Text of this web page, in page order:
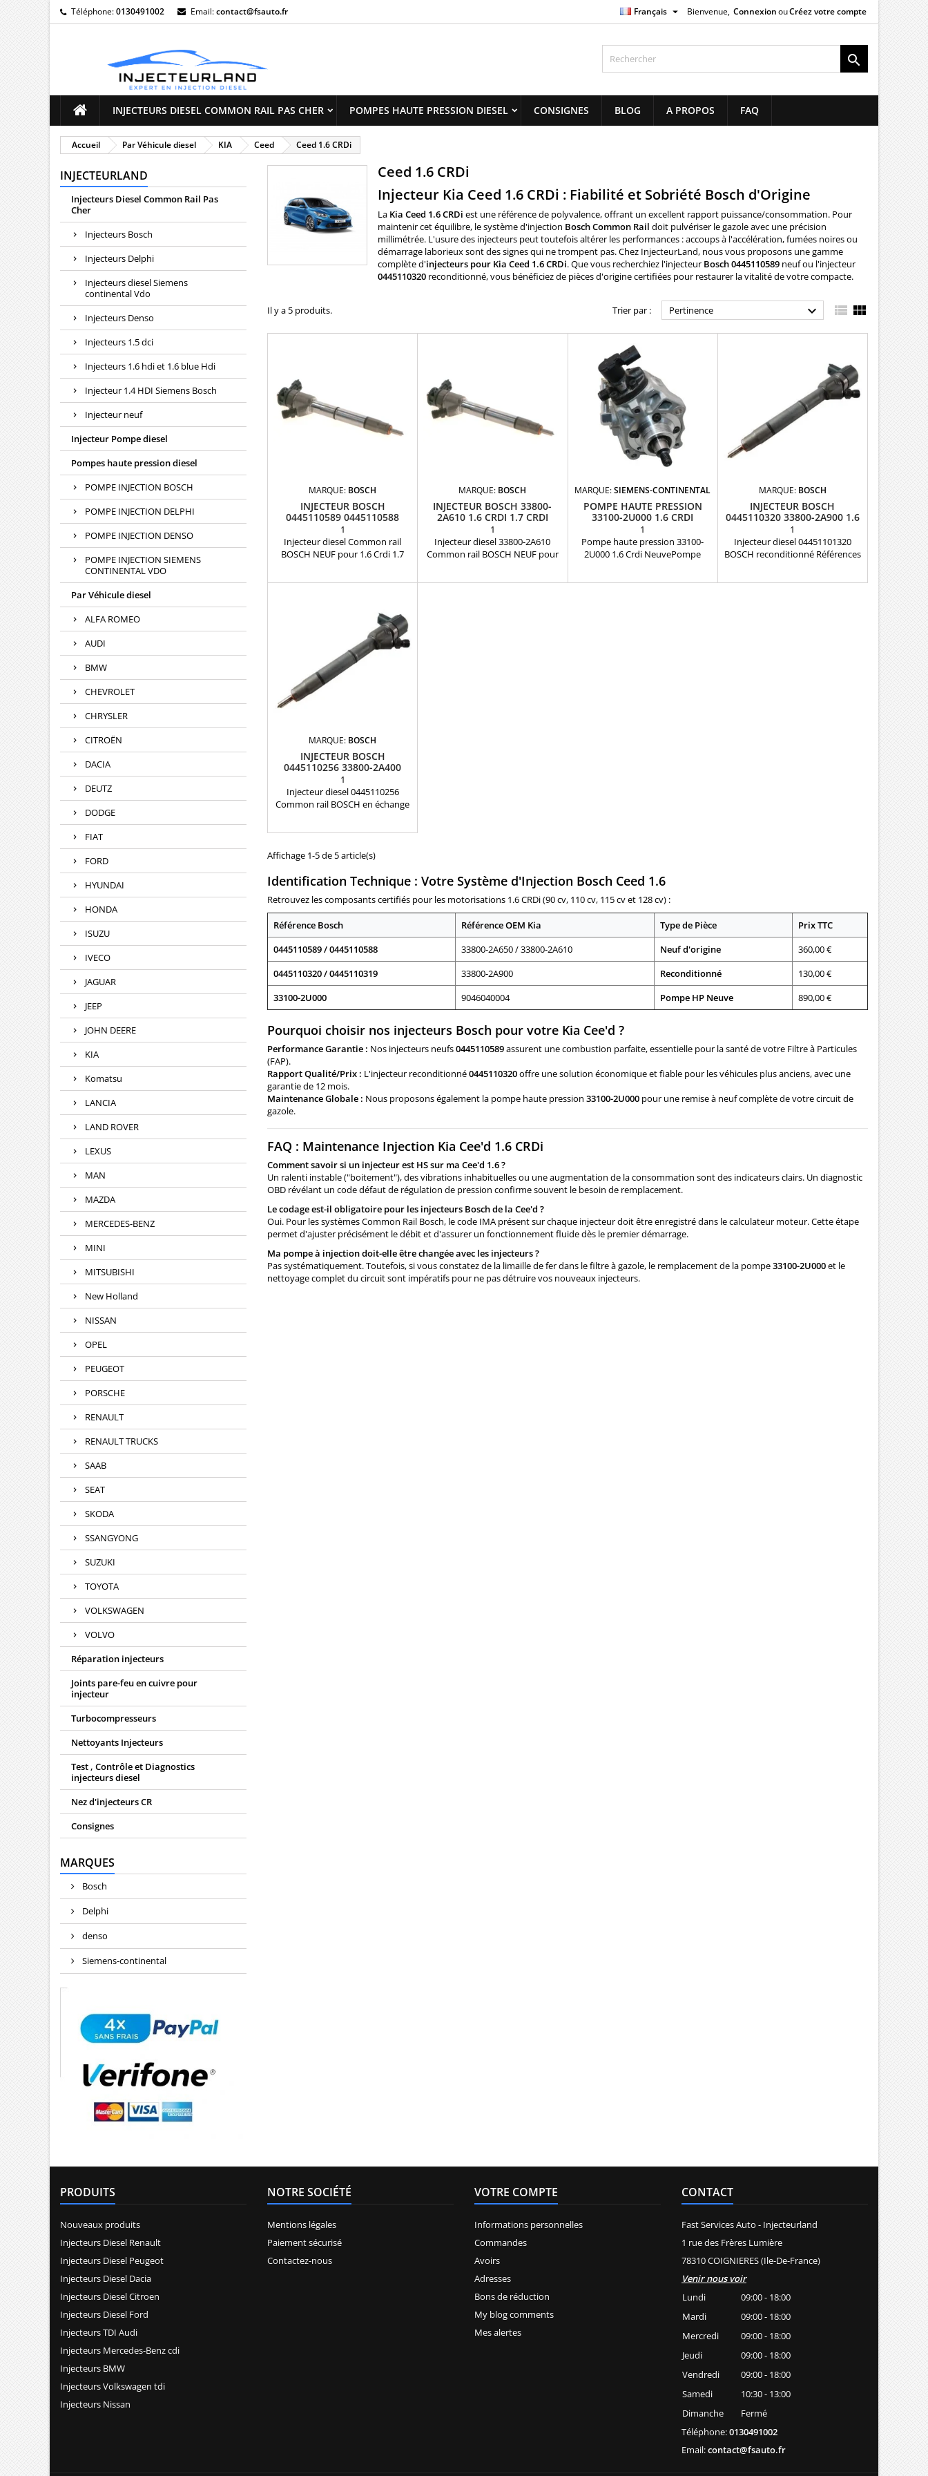
Téléphone:0130491002 Email:contact@fsauto.fr Bienvenue, ConnexionouCréez votre compte
Français 

INJECTEURS DIESEL COMMON RAIL PAS CHER POMPES HAUTE PRESSION DIESEL CONSIGNES BLOG A PROPOS FAQ
Accueil Par Véhicule diesel KIA Ceed Ceed 1.6 CRDi
INJECTEURLAND
Injecteurs Diesel Common Rail Pas
Cher
Injecteurs Bosch
Injecteurs Delphi
Injecteurs diesel Siemens
continental Vdo
Injecteurs Denso
Injecteurs 1.5 dci
Injecteurs 1.6 hdi et 1.6 blue Hdi
Injecteur 1.4 HDI Siemens Bosch
Injecteur neuf
Injecteur Pompe diesel
Pompes haute pression diesel
POMPE INJECTION BOSCH
POMPE INJECTION DELPHI
POMPE INJECTION DENSO
POMPE INJECTION SIEMENS
CONTINENTAL VDO
Par Véhicule diesel
ALFA ROMEO
AUDI
BMW
CHEVROLET
CHRYSLER
CITROËN
DACIA
DEUTZ
DODGE
FIAT
FORD
HYUNDAI
HONDA
ISUZU
IVECO
JAGUAR
JEEP
JOHN DEERE
KIA
Komatsu
LANCIA
LAND ROVER
LEXUS
MAN
MAZDA
MERCEDES-BENZ
MINI
MITSUBISHI
New Holland
NISSAN
OPEL
PEUGEOT
PORSCHE
RENAULT
RENAULT TRUCKS
SAAB
SEAT
SKODA
SSANGYONG
SUZUKI
TOYOTA
VOLKSWAGEN
VOLVO
Réparation injecteurs
Joints pare-feu en cuivre pour
injecteur
Turbocompresseurs
Nettoyants Injecteurs
Test , Contrôle et Diagnostics
injecteurs diesel
Nez d'injecteurs CR
Consignes
MARQUES
Bosch
Delphi
denso
Siemens-continental
Ceed 1.6 CRDi
Injecteur Kia Ceed 1.6 CRDi : Fiabilité et Sobriété Bosch d'Origine
La Kia Ceed 1.6 CRDi est une référence de polyvalence, offrant un excellent rapport puissance/consommation. Pour
maintenir cet équilibre, le système d'injection Bosch Common Rail doit pulvériser le gazole avec une précision
millimétrée. L'usure des injecteurs peut toutefois altérer les performances : accoups à l'accélération, fumées noires ou
démarrage laborieux sont des signes qui ne trompent pas. Chez InjecteurLand, nous vous proposons une gamme
complète d'injecteurs pour Kia Ceed 1.6 CRDi. Que vous recherchiez l'injecteur Bosch 0445110589 neuf ou l'injecteur
0445110320 reconditionné, vous bénéficiez de pièces d'origine certifiées pour restaurer la vitalité de votre compacte.
Il y a 5 produits. Trier par : Pertinence   
MARQUE: BOSCH
INJECTEUR BOSCH
0445110589 0445110588
33800-2A650
1
Injecteur diesel Common rail
BOSCH NEUF pour 1.6 Crdi 1.7
2A650 , 33800 2A610 Pour
motorisation Hyundai et Kia 1,6
CRDi et 1,7 CRDi Pièce d'origine
MARQUE: BOSCH
INJECTEUR BOSCH 33800-
2A610 1.6 CRDI 1.7 CRDI
1
Injecteur diesel 33800-2A610
Common rail BOSCH NEUF pour
MARQUE:SIEMENS-CONTINENTAL
POMPE HAUTE PRESSION
33100-2U000 1.6 CRDI
1
Pompe haute pression 33100-
2U000 1.6 Crdi NeuvePompe
MARQUE: BOSCH
INJECTEUR BOSCH
0445110320 33800-2A900 1.6
CRDI
1
Injecteur diesel 04451101320
BOSCH reconditionné Références
MARQUE: BOSCH
INJECTEUR BOSCH
0445110256 33800-2A400
1
Injecteur diesel 0445110256
Common rail BOSCH en échange
110 256 , 0445110241 , 0 445 110
33800 2A400 Pour moteurs
Hyundai Kia 1.5 CRDi et 1.6 CRDi
Pièce d'origine
Affichage 1-5 de 5 article(s)
Identification Technique : Votre Système d'Injection Bosch Ceed 1.6
Retrouvez les composants certifiés pour les motorisations 1.6 CRDi (90 cv, 110 cv, 115 cv et 128 cv) :
Référence Bosch Référence OEM Kia Type de Pièce
Prix TTC
0445110589 / 0445110588
33800-2A650 / 33800-2A610 Neuf d'origine
360,00 €
0445110320 / 0445110319
33800-2A900 Reconditionné
130,00 €
33100-2U000
9046040004 Pompe HP Neuve 890,00 €
Pourquoi choisir nos injecteurs Bosch pour votre Kia Cee'd ?
Performance Garantie : Nos injecteurs neufs0445110589assurent une combustion parfaite, essentielle pour la santé de votre Filtre à Particules
(FAP).
Rapport Qualité/Prix : L'injecteur reconditionné0445110320offre une solution économique et fiable pour les véhicules plus anciens, avec une
garantie de 12 mois.
Maintenance Globale : Nous proposons également la pompe haute pression 33100-2U000 pour une remise à neuf complète de votre circuit de
gazole.
FAQ : Maintenance Injection Kia Cee'd 1.6 CRDi
Comment savoir si un injecteur est HS sur ma Cee'd 1.6 ?
Un ralenti instable ("boitement"), des vibrations inhabituelles ou une augmentation de la consommation sont des indicateurs clairs. Un diagnostic
OBD révélant un code défaut de régulation de pression confirme souvent le besoin de remplacement.
Le codage est-il obligatoire pour les injecteurs Bosch de la Cee'd ?
Oui. Pour les systèmes Common Rail Bosch, le code IMA présent sur chaque injecteur doit être enregistré dans le calculateur moteur. Cette étape
permet d'ajuster précisément le débit et d'assurer un fonctionnement fluide dès le premier démarrage.
Ma pompe à injection doit-elle être changée avec les injecteurs ?
Pas systématiquement. Toutefois, si vous constatez de la limaille de fer dans le filtre à gazole, le remplacement de la pompe33100-2U000et le
nettoyage complet du circuit sont impératifs pour ne pas détruire vos nouveaux injecteurs.
PRODUITS
Nouveaux produits
Injecteurs Diesel Renault
Injecteurs Diesel Peugeot
Injecteurs Diesel Dacia
Injecteurs Diesel Citroen
Injecteurs Diesel Ford
Injecteurs TDI Audi
Injecteurs Mercedes-Benz cdi
Injecteurs BMW
Injecteurs Volkswagen tdi
Injecteurs Nissan
NOTRE SOCIÉTÉ
Mentions légales
Paiement sécurisé
Contactez-nous
VOTRE COMPTE
Informations personnelles
Commandes
Avoirs
Adresses
Bons de réduction
My blog comments
Mes alertes
CONTACT
Fast Services Auto - Injecteurland
1 rue des Frères Lumière
78310 COIGNIERES (Ile-De-France)
Venir nous voir
Lundi
09:00 - 18:00
Mardi
09:00 - 18:00
Mercredi
09:00 - 18:00
Jeudi
09:00 - 18:00
Vendredi
09:00 - 18:00
Samedi
10:30 - 13:00
Dimanche
Fermé
Téléphone:0130491002
Email:contact@fsauto.fr
×
add_circle_outlineCreate new list
×
×
×